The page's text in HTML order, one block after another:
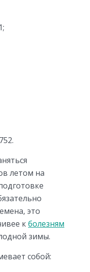
летом на
это
кболезням
зимы.
собой: